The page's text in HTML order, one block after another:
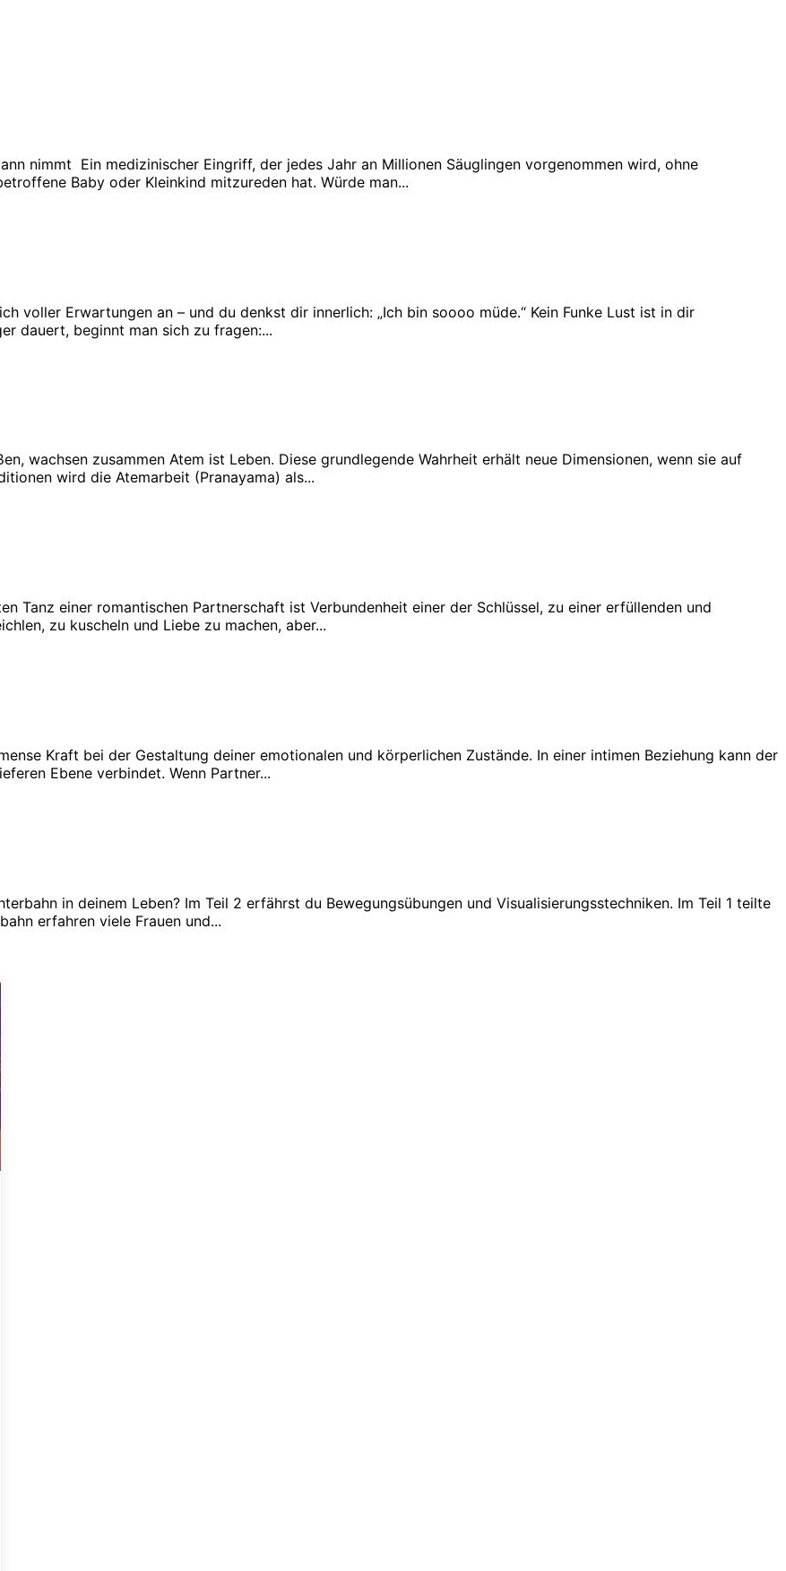
nimmt Ein medizinischer Eingriff, der jedes Jahr an Millionen Säuglingen vorgenommen wird, ohne
Baby oder Kleinkind mitzureden hat. Würde man...
voller Erwartungen an – und du denkst dir innerlich: „Ich bin soooo müde.“ Kein Funke Lust ist in dir
dauert, beginnt man sich zu fragen:...
wachsen zusammen Atem ist Leben. Diese grundlegende Wahrheit erhält neue Dimensionen, wenn sie auf
wird die Atemarbeit (Pranayama) als...
Tanz einer romantischen Partnerschaft ist Verbundenheit einer der Schlüssel, zu einer erfüllenden und
zu kuscheln und Liebe zu machen, aber...
Kraft bei der Gestaltung deiner emotionalen und körperlichen Zustände. In einer intimen Beziehung kann der
Ebene verbindet. Wenn Partner...
in deinem Leben? Im Teil 2 erfährst du Bewegungsübungen und Visualisierungsstechniken. Im Teil 1 teilte
erfahren viele Frauen und...